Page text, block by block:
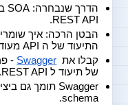
REST API.
התיעוד של ה API מעודכן?
קבלו את Swagger
של תיעוד ל REST API.
schema.